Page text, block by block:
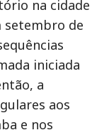
na cidade
setembro de
iniciada
a
aos
e nos